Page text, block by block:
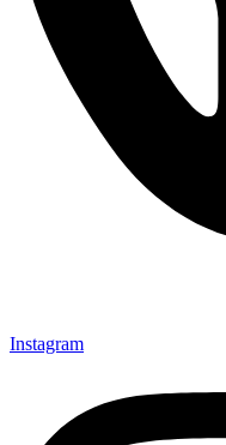
Instagram